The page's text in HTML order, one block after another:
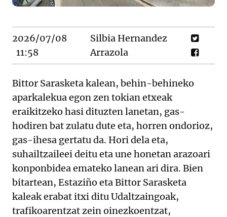
2026/07/08
11:58
Silbia Hernandez
Arrazola
Bittor Sarasketa kalean, behin-behineko
aparkalekua egon zen tokian etxeak
eraikitzeko hasi dituzten lanetan, gas-
hodiren bat zulatu dute eta, horren ondorioz,
gas-ihesa gertatu da. Hori dela eta,
suhailtzaileei deitu eta une honetan arazoari
konponbidea emateko lanean ari dira. Bien
bitartean, Estaziño eta Bittor Sarasketa
kaleak erabat itxi ditu Udaltzaingoak,
trafikoarentzat zein oinezkoentzat,